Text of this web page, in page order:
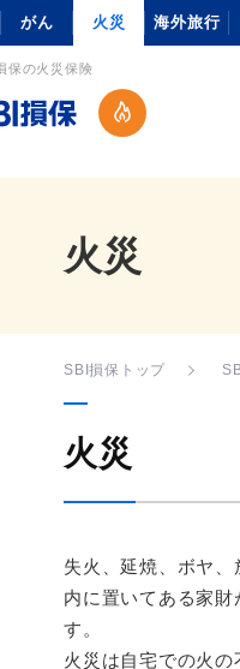
がん 火災 海外旅行
保の火災保険
火災
SBI損保トップ
火災
失火、延焼、ボヤ
内に置いてある家
す。
火災は自宅での火の